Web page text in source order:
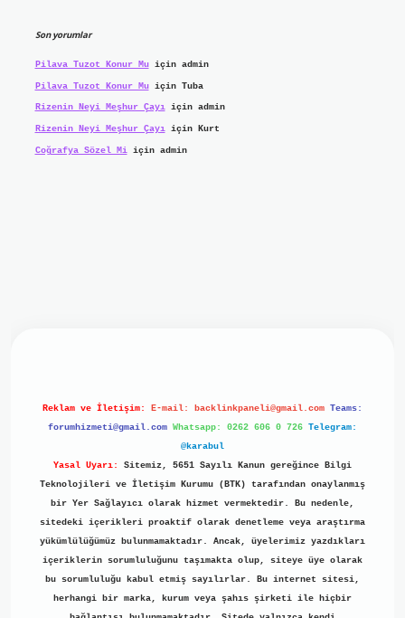
Son yorumlar
Pilava Tuzot Konur Muiçin admin
Pilava Tuzot Konur Muiçin Tuba
Rizenin Neyi Meşhur Çayıiçin admin
Rizenin Neyi Meşhur Çayıiçin Kurt
Coğrafya Sözel Miiçin admin
Reklam ve İletişim: E-mail: backlinkpaneli@gmail.com Teams:
forumhizmeti@gmail.com Whatsapp: 0262 606 0 726 Telegram:
@karabul
Yasal Uyarı:
Sitemiz, 5651 Sayılı Kanun gereğince Bilgi
Teknolojileri ve İletişim Kurumu (BTK) tarafından onaylanmış
bir Yer Sağlayıcı olarak hizmet vermektedir. Bu nedenle,
sitedeki içerikleri proaktif olarak denetleme veya araştırma
yükümlülüğümüz bulunmamaktadır. Ancak, üyelerimiz yazdıkları
içeriklerin sorumluluğunu taşımakta olup, siteye üye olarak
bu sorumluluğu kabul etmiş sayılırlar. Bu internet sitesi,
herhangi bir marka, kurum veya şahıs şirketi ile hiçbir